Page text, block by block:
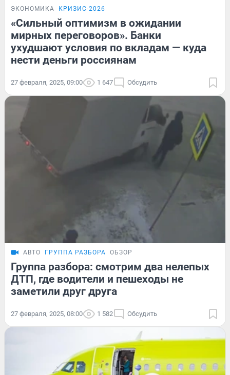
ЭКОНОМИКА КРИЗИС-2026
«Сильный оптимизм в ожидании
мирных переговоров». Банки
ухудшают условия по вкладам — куда
нести деньги россиянам
27 февраля, 2025, 09:00 1 647 Обсудить
АВТО ГРУППА РАЗБОРА ОБЗОР
Группа разбора: смотрим два нелепых
ДТП, где водители и пешеходы не
заметили друг друга
27 февраля, 2025, 08:00 1 582 Обсудить